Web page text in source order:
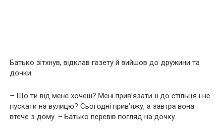
Батько зітхнув, відклав газету й вийшов до дружини та
дочки.
– Що ти від мене хочеш? Мені прив’язати її до стільця і не
пускати на вулицю? Сьогодні прив’яжу, а завтра вона
втече з дому. – Батько перевів погляд на дочку.